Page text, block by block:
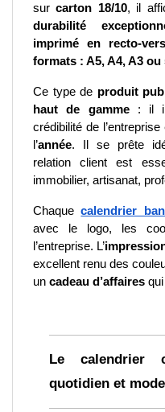
sur carton 18/10
durabilité
imprimé en recto-
formats : A5, A4, A3 ou
Ce type de produit
haut de gamme : il
crédibilité de
l’année. Il se prête
relation client est
immobilier, artisanat,
Chaque calendrier
avec le logo, les
l’entreprise. L’
excellent renu des
un cadeau d’affaires
Le calendrier
quotidien et